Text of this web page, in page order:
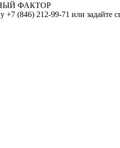
ФАКТОР
(846) 212-99-71 или задайте